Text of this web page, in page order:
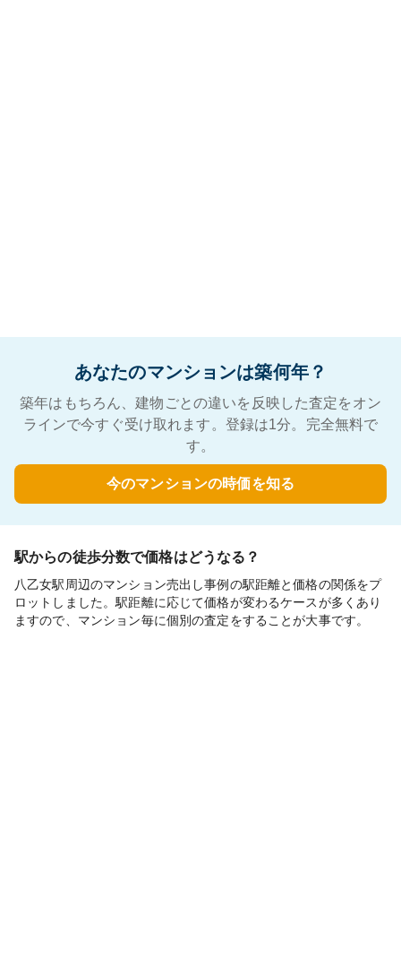
あなたのマンションは築何年？
築年はもちろん、建物ごとの違いを反映した査定をオン
ラインで今すぐ受け取れます。登録は1分。完全無料で
す。
今のマンションの時価を知る
駅からの徒歩分数で価格はどうなる？
八乙女駅周辺のマンション売出し事例の駅距離と価格の関係をプ
ロットしました。駅距離に応じて価格が変わるケースが多くあり
ますので、マンション毎に個別の査定をすることが大事です。